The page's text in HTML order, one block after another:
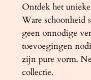
z
w
a
r
t
a
Ontdek het
Ware schoonheid
geen onnodige
toevoegingen
zijn pure vorm.
collectie.